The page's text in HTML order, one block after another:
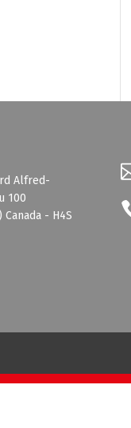
Alfred-
100
- H4S